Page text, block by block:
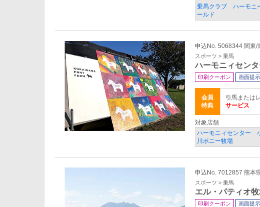
乗馬クラブ ハーモニ
ールド
申込No. 5068344 関東/
スポーツ > 乗馬
ハーモニィセン
印刷クーポン 画面提
会員
特典
引馬または
サービス
対象店舗
ハーモニィセンター
川ポニー牧場
申込No. 7012857 熊本
スポーツ > 乗馬
エル・パティオ
印刷クーポン 画面提